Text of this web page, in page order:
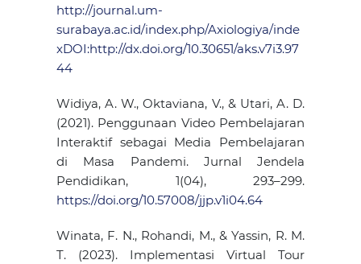
http://journal.um-
surabaya.ac.id/index.php/Axiologiya/inde
xDOI:http://dx.doi.org/10.30651/aks.v7i3.97
44
Widiya, A. W., Oktaviana, V., & Utari, A. D.
(2021). Penggunaan Video Pembelajaran
Interaktif sebagai Media Pembelajaran
di Masa Pandemi. Jurnal Jendela
Pendidikan, 1(04), 293–299.
https://doi.org/10.57008/jjp.v1i04.64
Winata, F. N., Rohandi, M., & Yassin, R. M.
T. (2023). Implementasi Virtual Tour